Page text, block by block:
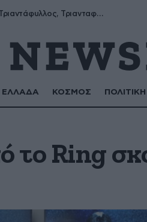
Μύρων, Τριαντάφυλλος, Τριανταφυλλιά, Φυλλιώ, Ρόζα
ΕΛΛΑΔΑ ΚΟΣΜΟΣ ΠΟΛΙΤΙΚΗ
το Ring